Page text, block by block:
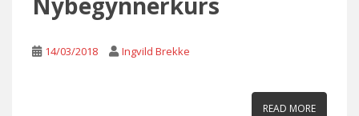
14/03/2018 Ingvild Brekke
READ MORE